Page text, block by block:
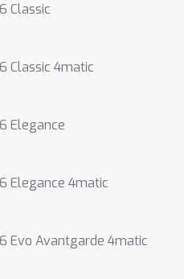
Classic
Classic 4matic
Elegance
Elegance 4matic
Evo Avantgarde 4matic